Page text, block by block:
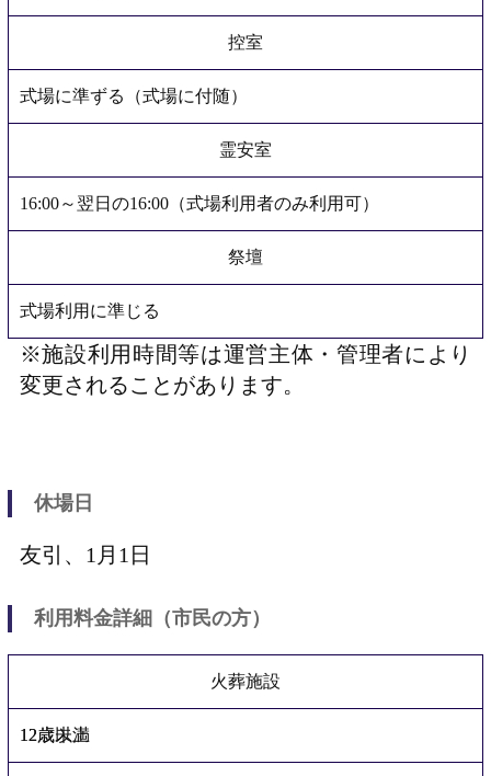
控室
式場に準ずる（式場に付随）
霊安室
16:00～翌日の16:00（式場利用者のみ利用可）
祭壇
式場利用に準じる
※施設利用時間等は運営主体・管理者により
変更されることがあります。
休場日
友引、1月1日
利用料金詳細（市民の方）
火葬施設
12歳以上
12歳未満